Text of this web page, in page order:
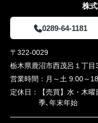
株
0289-64-1181
〒322-0029
栃木県鹿沼市西茂呂１丁目
営業時間： 月～土 9:00～
定休日：
【売買】水・木
季､年末年始